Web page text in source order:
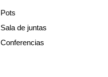
Pots
Sala de juntas
Conferencias